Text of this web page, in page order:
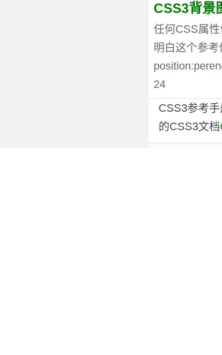
CSS3背景
任何CSS属
明白这个参
24
CSS3参考
的CSS3文档